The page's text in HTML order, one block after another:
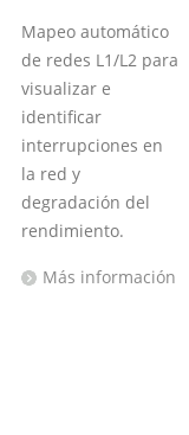
Mapeo automático
de redes L1/L2 para
visualizar e
identificar
interrupciones en
la red y
degradación del
rendimiento.
Más información